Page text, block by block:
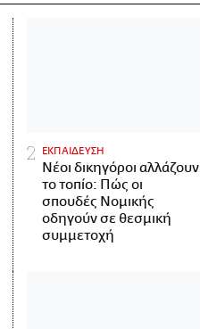
ΕΚΠΑΙΔΕΥΣΗ
Νέοι δικηγόροι αλλάζουν
το τοπίο: Πώς οι
σπουδές Νομικής
οδηγούν σε θεσμική
συμμετοχή